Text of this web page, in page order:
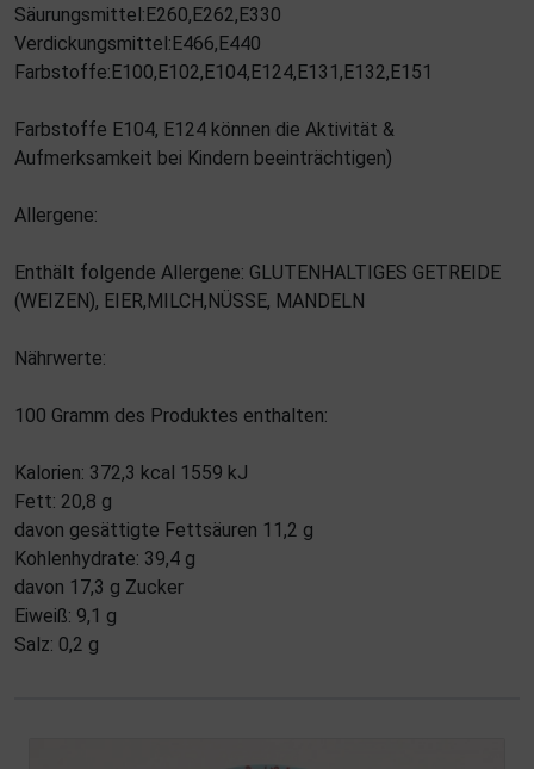
Säurungsmittel:E260,E262,E330
Verdickungsmittel:E466,E440
Farbstoffe:E100,E102,E104,E124,E131,E132,E151
Farbstoffe E104, E124 können die Aktivität &
Aufmerksamkeit bei Kindern beeinträchtigen)
Allergene:
Enthält folgende Allergene: GLUTENHALTIGES GETREIDE
(WEIZEN), EIER,MILCH,NÜSSE, MANDELN
Nährwerte:
100 Gramm des Produktes enthalten:
Kalorien: 372,3 kcal 1559 kJ
Fett: 20,8 g
davon gesättigte Fettsäuren 11,2 g
Kohlenhydrate: 39,4 g
davon 17,3 g Zucker
Eiweiß: 9,1 g
Salz: 0,2 g